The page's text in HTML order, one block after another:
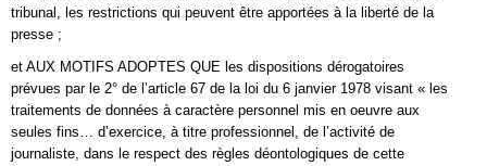
tribunal, les restrictions qui peuvent être apportées à la liberté de la
presse ;
et AUX MOTIFS ADOPTES QUE les dispositions dérogatoires
prévues par le 2° de l’article 67 de la loi du 6 janvier 1978 visant « les
traitements de données à caractère personnel mis en oeuvre aux
seules fins… d’exercice, à titre professionnel, de l’activité de
journaliste, dans le respect des règles déontologiques de cette